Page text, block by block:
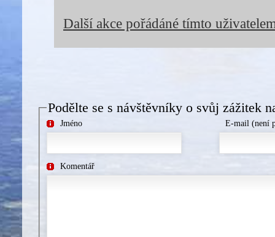
Další akce pořádáné tímto
Podělte se s návštěvníky o svůj zážitek
Jméno E-mail (není
Komentář